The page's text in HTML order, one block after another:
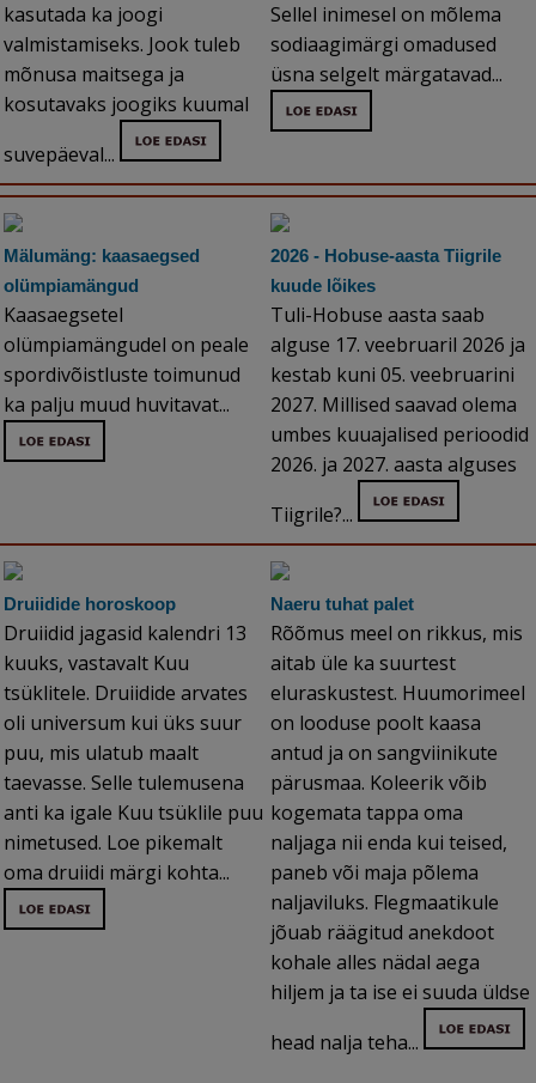
kasutada ka joogi
valmistamiseks. Jook tuleb
mõnusa maitsega ja
kosutavaks joogiks kuumal
suvepäeval...
Sellel inimesel on mõlema
sodiaagimärgi omadused
üsna selgelt märgatavad...
Mälumäng: kaasaegsed
olümpiamängud
Kaasaegsetel
olümpiamängudel on peale
spordivõistluste toimunud
ka palju muud huvitavat...
2026 - Hobuse-aasta Tiigrile
kuude lõikes
Tuli-Hobuse aasta saab
alguse 17. veebruaril 2026 ja
kestab kuni 05. veebruarini
2027. Millised saavad olema
umbes kuuajalised perioodid
2026. ja 2027. aasta alguses
Tiigrile?...
Druiidide horoskoop
Druiidid jagasid kalendri 13
kuuks, vastavalt Kuu
tsüklitele. Druiidide arvates
oli universum kui üks suur
puu, mis ulatub maalt
taevasse. Selle tulemusena
anti ka igale Kuu tsüklile puu
nimetused. Loe pikemalt
oma druiidi märgi kohta...
Naeru tuhat palet
Rõõmus meel on rikkus, mis
aitab üle ka suurtest
eluraskustest. Huumorimeel
on looduse poolt kaasa
antud ja on sangviinikute
pärusmaa. Koleerik võib
kogemata tappa oma
naljaga nii enda kui teised,
paneb või maja põlema
naljaviluks. Flegmaatikule
jõuab räägitud anekdoot
kohale alles nädal aega
hiljem ja ta ise ei suuda üldse
head nalja teha...